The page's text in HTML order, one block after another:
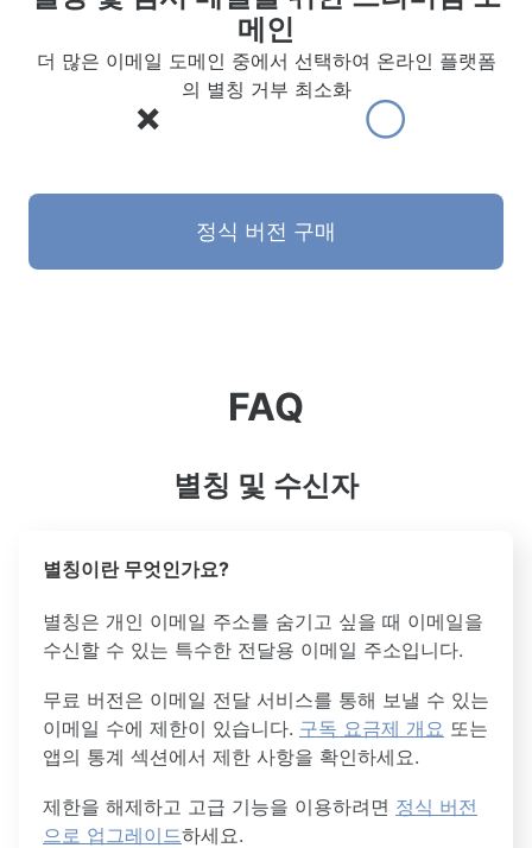
메인
더 많은 이메일 도메인 중에서 선택하여 온라인 플랫폼
의 별칭 거부 최소화
❌ ◯
정식 버전 구매
FAQ
별칭 및 수신자
별칭이란 무엇인가요?
별칭은 개인 이메일 주소를 숨기고 싶을 때 이메일을
수신할 수 있는 특수한 전달용 이메일 주소입니다.
무료 버전은 이메일 전달 서비스를 통해 보낼 수 있는
이메일 수에 제한이 있습니다. 구독 요금제 개요 또는
앱의 통계 섹션에서 제한 사항을 확인하세요.
제한을 해제하고 고급 기능을 이용하려면 정식 버전
으로 업그레이드하세요.